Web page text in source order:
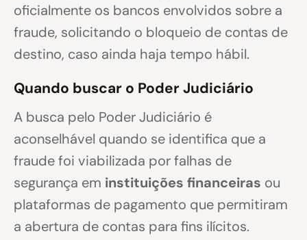
oficialmente os bancos envolvidos sobre a
fraude, solicitando o bloqueio de contas de
destino, caso ainda haja tempo hábil.
Quando buscar o Poder Judiciário
A busca pelo Poder Judiciário é
aconselhável quando se identifica que a
fraude foi viabilizada por falhas de
segurança em instituições financeiras ou
plataformas de pagamento que permitiram
a abertura de contas para fins ilícitos.